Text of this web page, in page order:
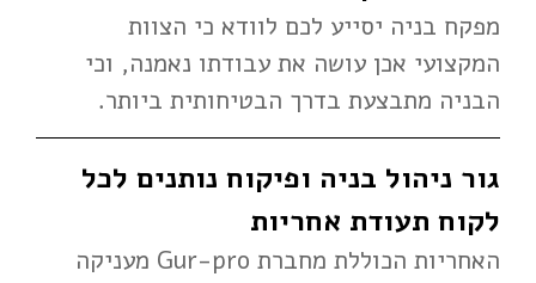
מפקח בניה יסייע לכם לוודא כי הצוות
המקצועי אכן עושה את עבודתו נאמנה, וכי
הבניה מתבצעת בדרך הבטיחותית ביותר.
גור ניהול בניה ופיקוח נותנים לכל
לקוח תעודת אחריות
האחריות הכוללת מחברת Gur-pro מעניקה